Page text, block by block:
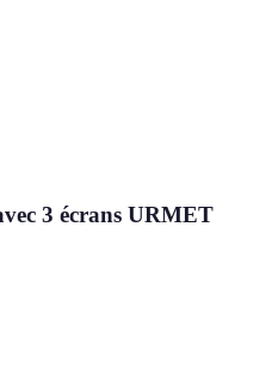
3 écrans URMET